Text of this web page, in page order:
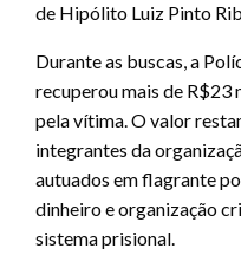
de Hipólito Luiz Pinto
Durante as buscas, a
recuperou mais de R$23
pela vítima. O valor
integrantes da
autuados em flagrante
dinheiro e organização
sistema prisional.